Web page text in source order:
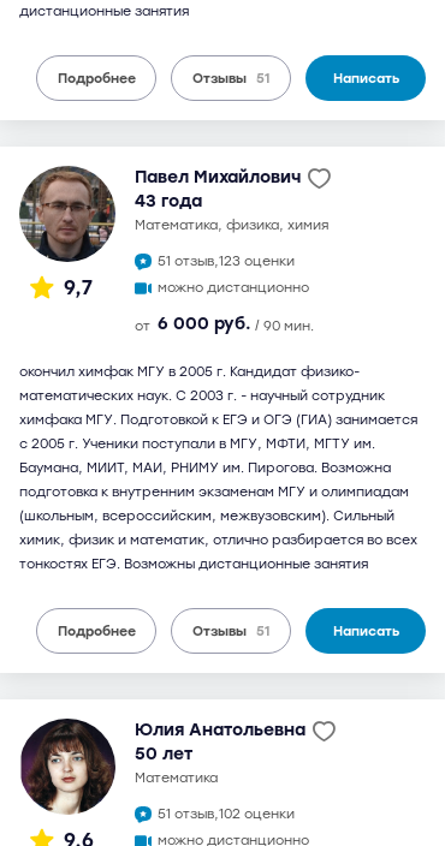
дистанционные занятия
Подробнее Отзывы 51 Написать
9,7
Павел Михайлович
43 года
математика, физика, химия
51 отзыв,123 оценки
можно дистанционно
от 6 000 руб. / 90 мин.
окончил химфак МГУ в 2005 г. Кандидат физико-
математических наук. С 2003 г. - научный сотрудник
химфака МГУ. Подготовкой к ЕГЭ и ОГЭ (ГИА) занимается
с 2005 г. Ученики поступали в МГУ, МФТИ, МГТУ им.
Баумана, МИИТ, МАИ, РНИМУ им. Пирогова. Возможна
подготовка к внутренним экзаменам МГУ и олимпиадам
(школьным, всероссийским, межвузовским). Сильный
химик, физик и математик, отлично разбирается во всех
тонкостях ЕГЭ. Возможны дистанционные занятия
Подробнее Отзывы 51 Написать
9,6
Юлия Анатольевна
50 лет
математика
51 отзыв,102 оценки
можно дистанционно